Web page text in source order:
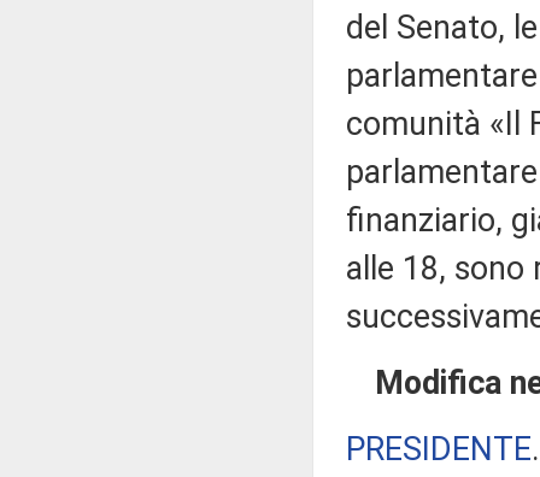
del Senato,
comunità «Il
finanziario,
alle 18, sono
Modifica
PRESIDENTE